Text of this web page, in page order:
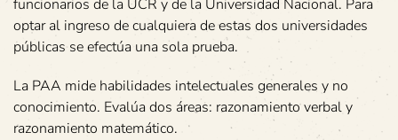
funcionarios de la UCR y de la Universidad Nacional. Para
optar al ingreso de cualquiera de estas dos universidades
públicas se efectúa una sola prueba.
La PAA mide habilidades intelectuales generales y no
conocimiento. Evalúa dos áreas: razonamiento verbal y
razonamiento matemático.